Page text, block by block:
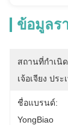
ข้อมูลร
สถานที่กำเนิ
เจ้อเจียง ปร
ชื่อแบรนด์:
YongBiao